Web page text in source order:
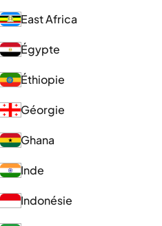
East Africa
Égypte
Éthiopie
Géorgie
Ghana
Inde
Indonésie